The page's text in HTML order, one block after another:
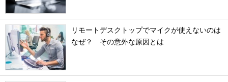
リモートデスクトップでマイクが使えないのは
なぜ？ その意外な原因とは